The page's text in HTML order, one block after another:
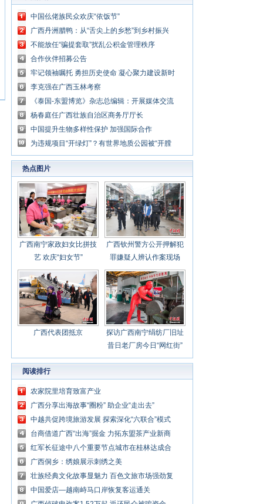
中国仫佬族民众欢庆“依饭节”
广西丹洲腊鸭：从“舌尖上的乡愁”到乡村振兴
的“利器”
不能放任“骗提套取”扰乱公积金管理秩序
合作伙伴招募公告
牢记领袖嘱托 勇担历史使命 凝心聚力建设新时
代中国特色社会主义壮美广西
李克强在广西玉林考察
《泰国-东盟博览》杂志总编辑：开展媒体交流
讲好中国与东盟合作故事
杨春庭任广西壮族自治区商务厅厅长
中国提升生物多样性保护 加强国际合作
为违规项目“开绿灯”？有世界地质公园被“开膛
破肚”
热点图片
广西南宁家政妇女比拼技
艺 欢庆“妇女节”
广西钦州警方公开押解犯
罪嫌疑人辨认作案现场
广西代表团抵京
探访广西南宁绢纺厂旧址
昔日老厂房今日“网红街”
阅读排行
农家院里培育致富产业
广西分享出海故事“圈粉” 助企业“走出去”
中越共促跨境旅游发展 探索深化“六联合”模式
台商借道广西“出海”掘金 力拓东盟茶产业新商
机
红军长征途中八个重要节点城市在桂林达成合
作共识
广西侗乡：绣娘展示刺绣之美
壮族经典文化故事显魅力 百色文旅市场强劲复
苏
中国爱店—越南峙马口岸恢复客运通关